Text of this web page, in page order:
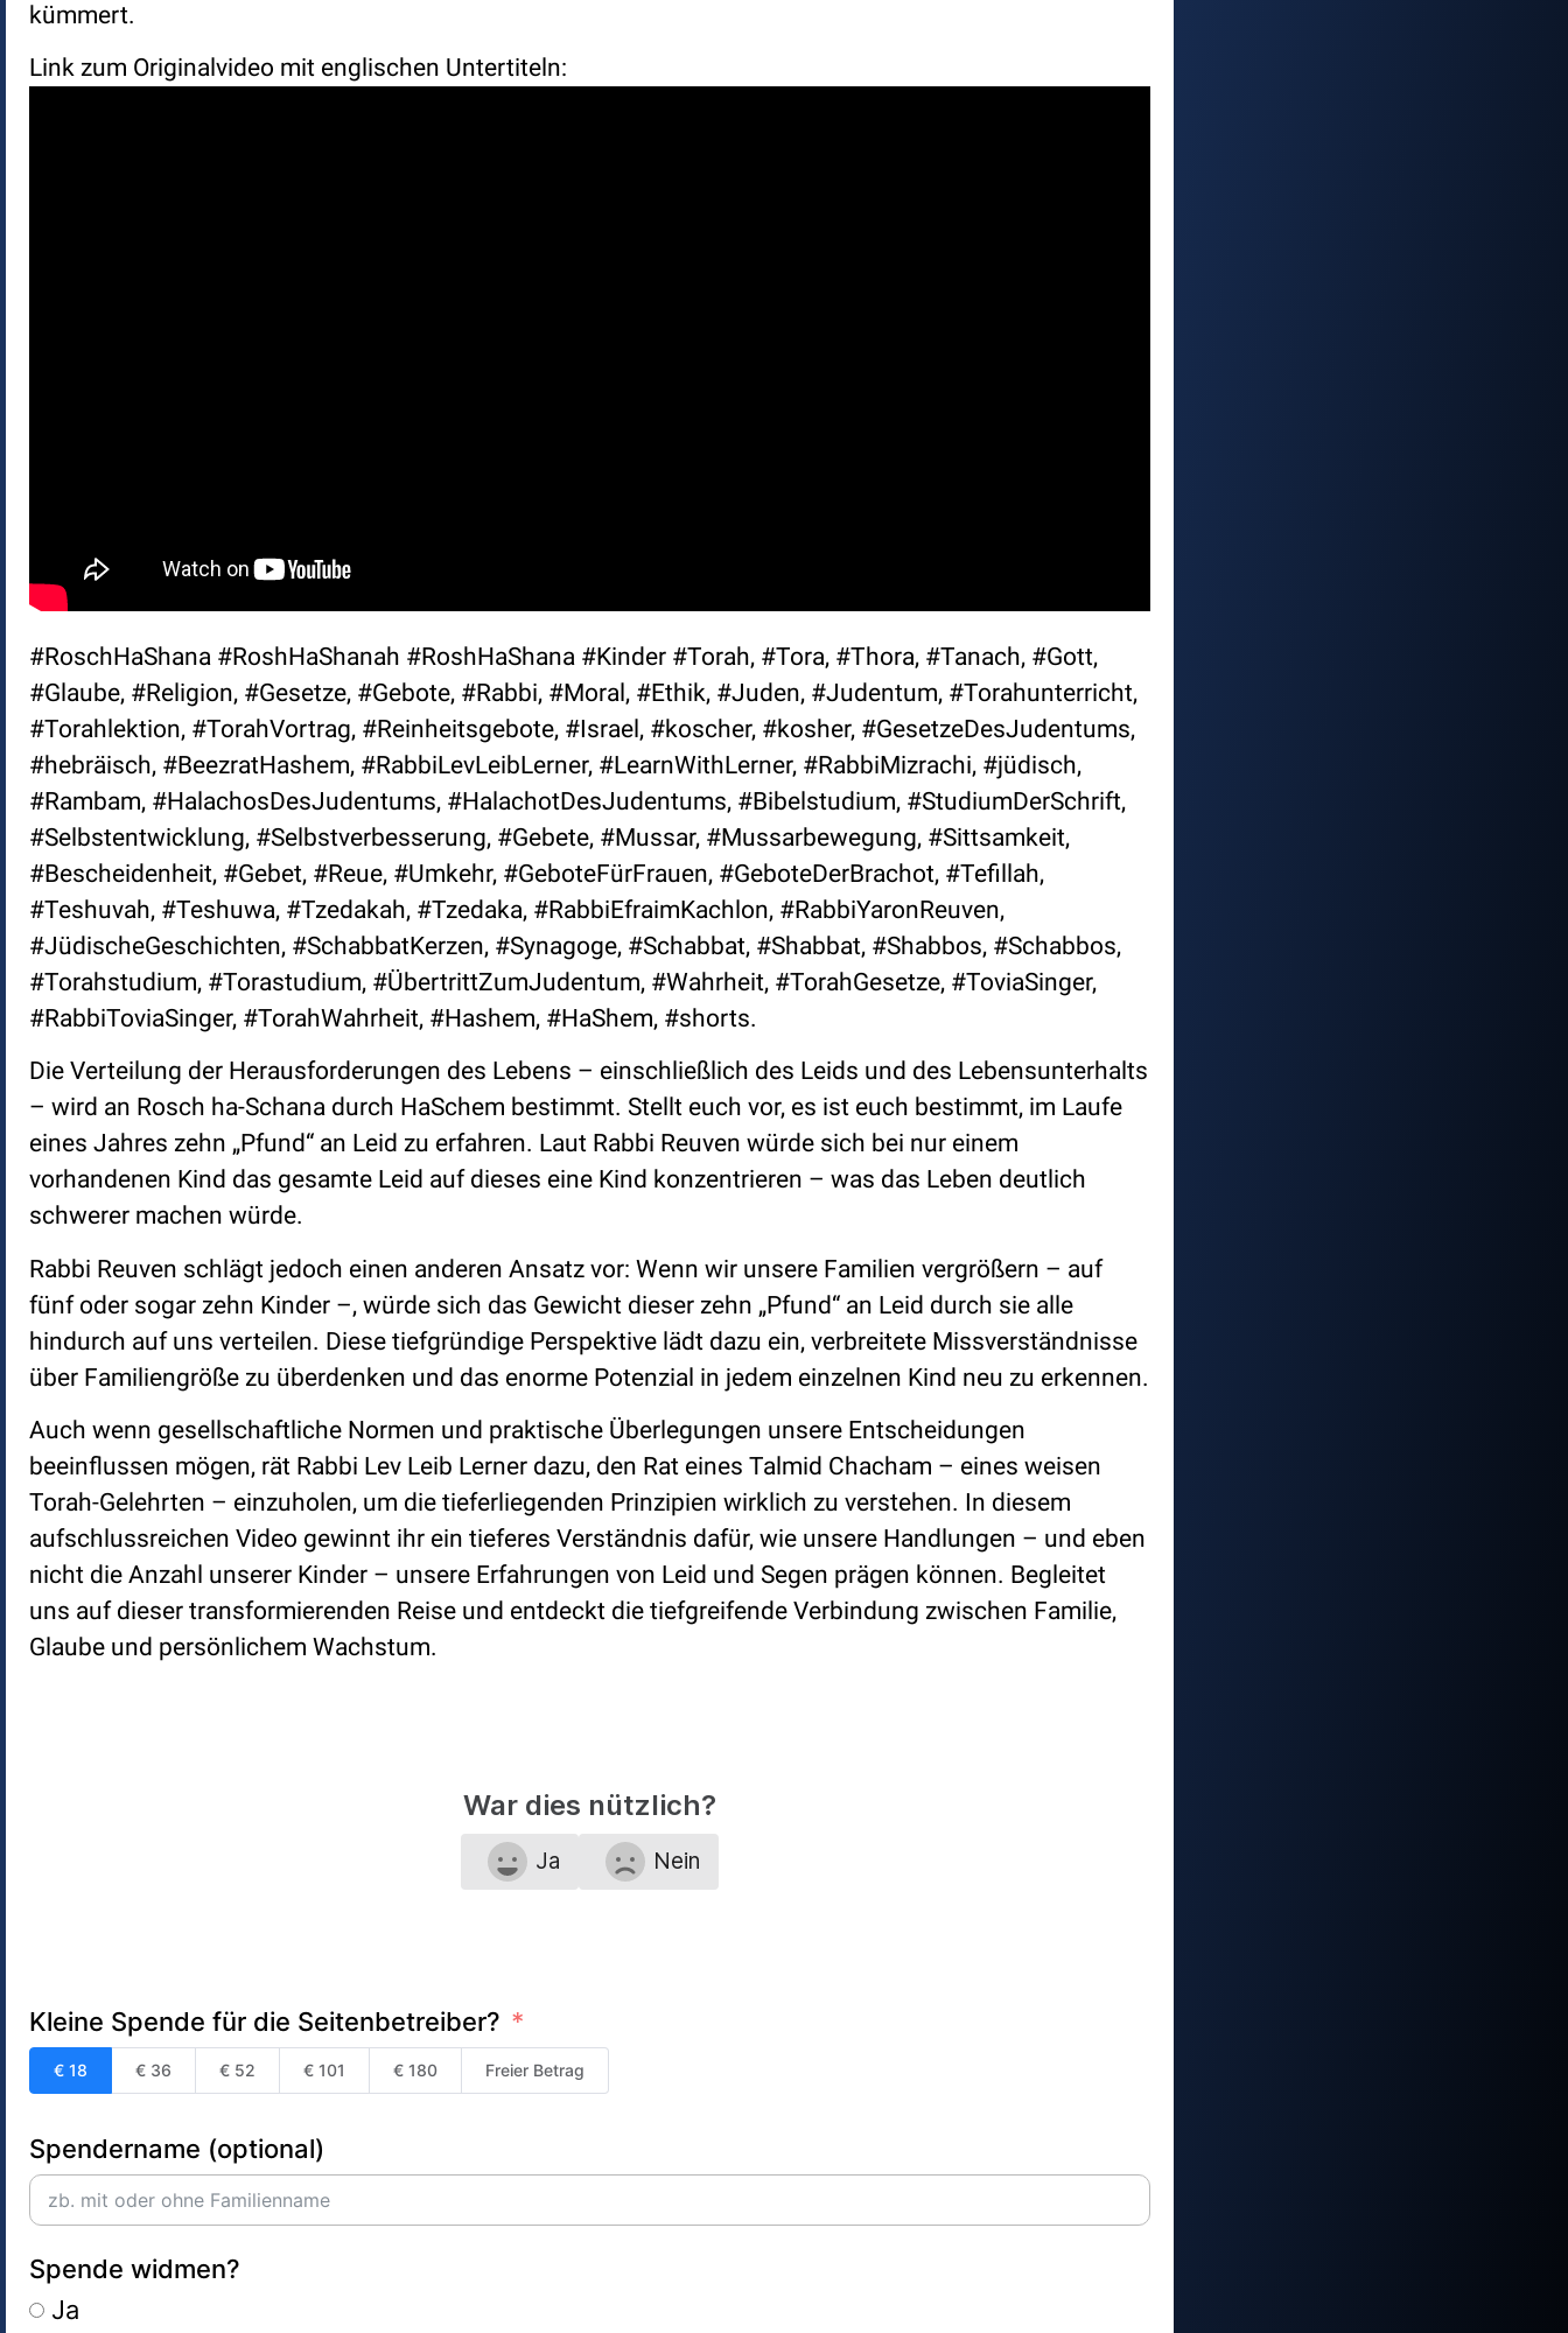
kümmert.
Link zum Originalvideo mit englischen Untertiteln:
#RoschHaShana #RoshHaShanah #RoshHaShana #Kinder #Torah, #Tora, #Thora, #Tanach, #Gott,
#Glaube, #Religion, #Gesetze, #Gebote, #Rabbi, #Moral, #Ethik, #Juden, #Judentum, #Torahunterricht,
#Torahlektion, #TorahVortrag, #Reinheitsgebote, #Israel, #koscher, #kosher, #GesetzeDesJudentums,
#hebräisch, #BeezratHashem, #RabbiLevLeibLerner, #LearnWithLerner, #RabbiMizrachi, #jüdisch,
#Rambam, #HalachosDesJudentums, #HalachotDesJudentums, #Bibelstudium, #StudiumDerSchrift,
#Selbstentwicklung, #Selbstverbesserung, #Gebete, #Mussar, #Mussarbewegung, #Sittsamkeit,
#Bescheidenheit, #Gebet, #Reue, #Umkehr, #GeboteFürFrauen, #GeboteDerBrachot, #Tefillah,
#Teshuvah, #Teshuwa, #Tzedakah, #Tzedaka, #RabbiEfraimKachlon, #RabbiYaronReuven,
#JüdischeGeschichten, #SchabbatKerzen, #Synagoge, #Schabbat, #Shabbat, #Shabbos, #Schabbos,
#Torahstudium, #Torastudium, #ÜbertrittZumJudentum, #Wahrheit, #TorahGesetze, #ToviaSinger,
#RabbiToviaSinger, #TorahWahrheit, #Hashem, #HaShem, #shorts.
Die Verteilung der Herausforderungen des Lebens – einschließlich des Leids und des Lebensunterhalts
– wird an Rosch ha-Schana durch HaSchem bestimmt. Stellt euch vor, es ist euch bestimmt, im Laufe
eines Jahres zehn „Pfund“ an Leid zu erfahren. Laut Rabbi Reuven würde sich bei nur einem
vorhandenen Kind das gesamte Leid auf dieses eine Kind konzentrieren – was das Leben deutlich
schwerer machen würde.
Rabbi Reuven schlägt jedoch einen anderen Ansatz vor: Wenn wir unsere Familien vergrößern – auf
fünf oder sogar zehn Kinder –, würde sich das Gewicht dieser zehn „Pfund“ an Leid durch sie alle
hindurch auf uns verteilen. Diese tiefgründige Perspektive lädt dazu ein, verbreitete Missverständnisse
über Familiengröße zu überdenken und das enorme Potenzial in jedem einzelnen Kind neu zu erkennen.
Auch wenn gesellschaftliche Normen und praktische Überlegungen unsere Entscheidungen
beeinflussen mögen, rät Rabbi Lev Leib Lerner dazu, den Rat eines Talmid Chacham – eines weisen
Torah-Gelehrten – einzuholen, um die tieferliegenden Prinzipien wirklich zu verstehen. In diesem
aufschlussreichen Video gewinnt ihr ein tieferes Verständnis dafür, wie unsere Handlungen – und eben
nicht die Anzahl unserer Kinder – unsere Erfahrungen von Leid und Segen prägen können. Begleitet
uns auf dieser transformierenden Reise und entdeckt die tiefgreifende Verbindung zwischen Familie,
Glaube und persönlichem Wachstum.
War dies nützlich?
Ja Nein
Kleine Spende für die Seitenbetreiber?
€ 18 € 36 € 52 € 101 € 180 Freier Betrag
Spendername (optional)
Spende widmen?
Ja